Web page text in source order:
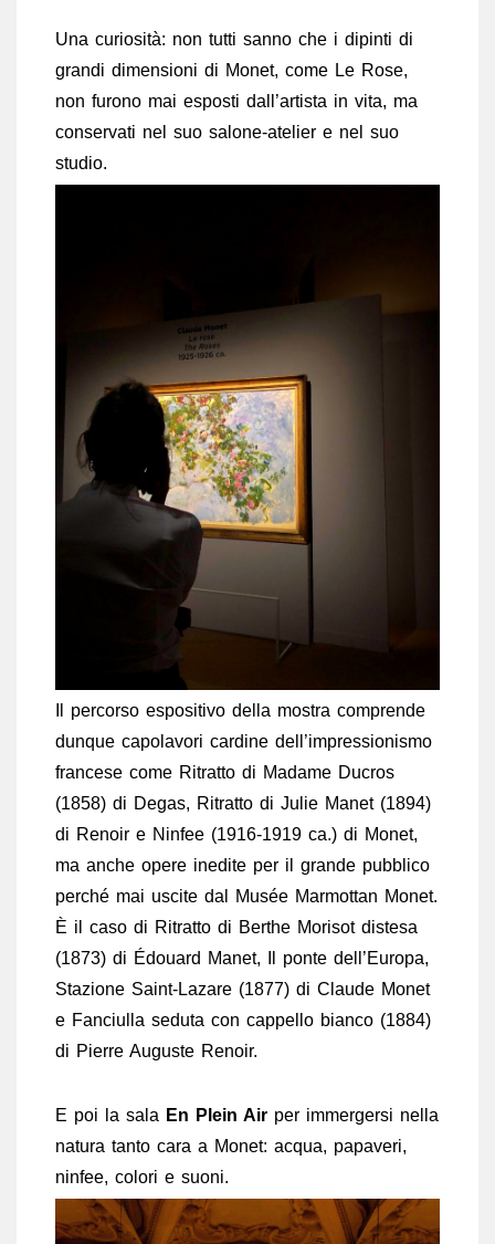
Una curiosità: non tutti sanno che i dipinti di
grandi dimensioni di Monet, come Le Rose,
non furono mai esposti dall’artista in vita, ma
conservati nel suo salone-atelier e nel suo
studio.
Il percorso espositivo della mostra comprende
dunque capolavori cardine dell’impressionismo
francese come Ritratto di Madame Ducros
(1858) di Degas, Ritratto di Julie Manet (1894)
di Renoir e Ninfee (1916-1919 ca.) di Monet,
ma anche opere inedite per il grande pubblico
perché mai uscite dal Musée Marmottan Monet.
È il caso di Ritratto di Berthe Morisot distesa
(1873) di Édouard Manet, Il ponte dell’Europa,
Stazione Saint-Lazare (1877) di Claude Monet
e Fanciulla seduta con cappello bianco (1884)
di Pierre Auguste Renoir.
E poi la sala En Plein Air per immergersi nella
natura tanto cara a Monet: acqua, papaveri,
ninfee, colori e suoni.